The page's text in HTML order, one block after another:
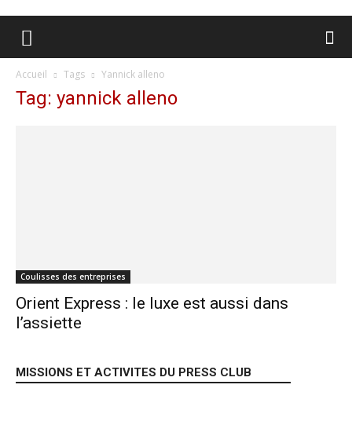
Accueil Tags Yannick alleno
Tag: yannick alleno
Coulisses des entreprises
Orient Express : le luxe est aussi dans
l’assiette
MISSIONS ET ACTIVITES DU PRESS CLUB